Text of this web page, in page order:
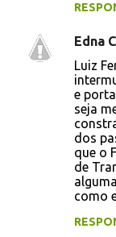
Edna
Luiz
e
seja
dos
que o
de
como